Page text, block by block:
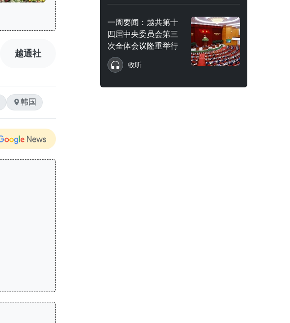
越通社
韩国
一周要闻：越共第十
四届中央委员会第三
次全体会议隆重举行
收听